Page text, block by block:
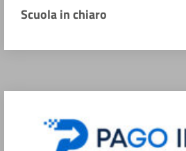
Scuola in chiaro